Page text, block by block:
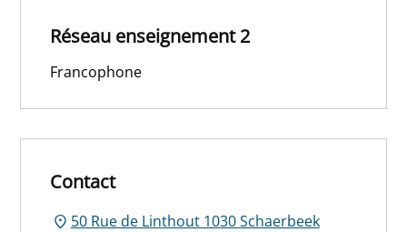
Réseau enseignement 2
Francophone
Contact
50 Rue de Linthout 1030 Schaerbeek